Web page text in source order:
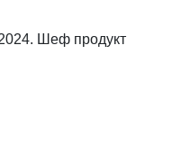
Шеф продукт